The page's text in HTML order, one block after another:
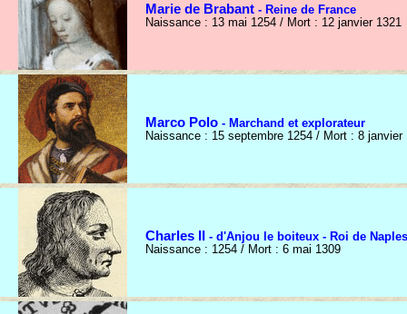
Marie de Brabant - Reine de France
Naissance : 13 mai 1254 / Mort : 12 janvier 1321
Marco Polo - Marchand et explorateur
Naissance : 15 septembre 1254 / Mort : 8 janvier
Charles II - d'Anjou le boiteux - Roi de
Naissance : 1254 / Mort : 6 mai 1309